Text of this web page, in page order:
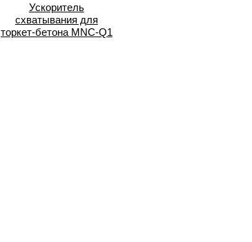
Ускоритель
схватывания для
торкет-бетона MNC-Q1